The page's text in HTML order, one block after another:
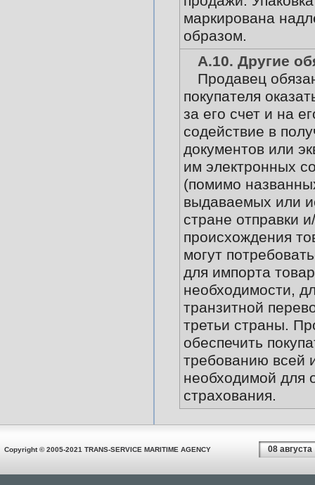
маркирована
образом.
А.10. Другие
Продавец
покупателя
за его счет и на
содействие в
документов или
им электронных
(помимо
выдаваемых или
стране отправки
происхождения
могут
для импорта
необходимости,
транзитной
третьи страны.
обеспечить
требованию всей
необходимой для
страхования.
Copyright © 2005-2021 TRANS-SERVICE MARITIME AGENCY 08 августа